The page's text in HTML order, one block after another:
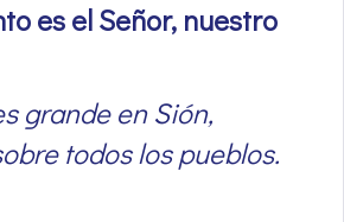
es el Señor, nuestro
grande en Sión,
todos los pueblos.